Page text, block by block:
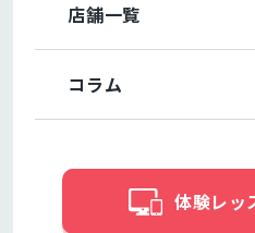
店舗一覧
コラム
体験レッ